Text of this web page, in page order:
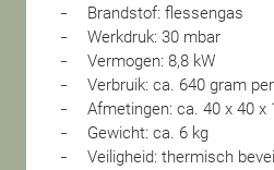
Brandstof: flessengas
Werkdruk: 30 mbar
Vermogen: 8,8 kW
Verbruik: ca. 640 gram
Afmetingen: ca. 40 x 40 x
Gewicht: ca. 6 kg
Veiligheid: thermisch